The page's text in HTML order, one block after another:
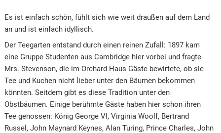
Es ist einfach schön, fühlt sich wie weit draußen auf dem Land
an und ist einfach idyllisch.
Der Teegarten entstand durch einen reinen Zufall: 1897 kam
eine Gruppe Studenten aus Cambridge hier vorbei und fragte
Mrs. Stevenson, die im Orchard Haus Gäste bewirtete, ob sie
Tee und Kuchen nicht lieber unter den Bäumen bekommen
könnten. Seitdem gibt es diese Tradition unter den
Obstbäumen. Einige berühmte Gäste haben hier schon ihren
Tee genossen: König George VI, Virginia Woolf, Bertrand
Russel, John Maynard Keynes, Alan Turing, Prince Charles, John